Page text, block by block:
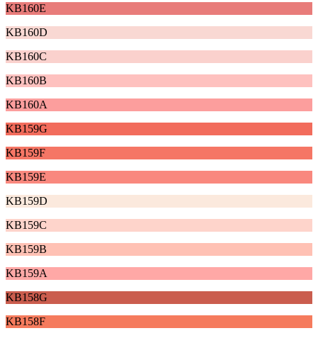
KB160E
KB160D
KB160C
KB160B
KB160A
KB159G
KB159F
KB159E
KB159D
KB159C
KB159B
KB159A
KB158G
KB158F